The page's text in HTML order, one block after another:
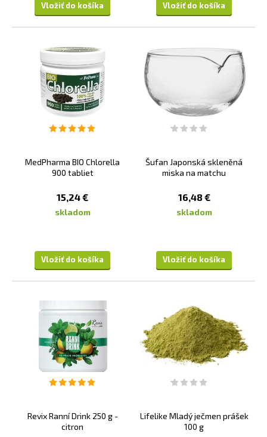
Vložiť do košíka Vložiť do košíka
MedPharma BIO Chlorella
900 tabliet
15,24 €
skladom
Vložiť do košíka
Šufan Japonská skleněná
miska na matchu
16,48 €
skladom
Vložiť do košíka
Revix Ranní Drink 250 g -
citron
Lifelike Mladý ječmen prášek
100 g